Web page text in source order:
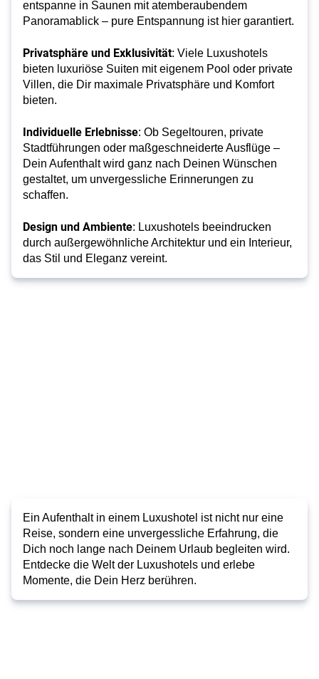
entspanne in Saunen mit atemberaubendem
Panoramablick – pure Entspannung ist hier garantiert.
Privatsphäre und Exklusivität: Viele Luxushotels
bieten luxuriöse Suiten mit eigenem Pool oder private
Villen, die Dir maximale Privatsphäre und Komfort
bieten.
Individuelle Erlebnisse: Ob Segeltouren, private
Stadtführungen oder maßgeschneiderte Ausflüge –
Dein Aufenthalt wird ganz nach Deinen Wünschen
gestaltet, um unvergessliche Erinnerungen zu
schaffen.
Design und Ambiente: Luxushotels beeindrucken
durch außergewöhnliche Architektur und ein Interieur,
das Stil und Eleganz vereint.
Ein Aufenthalt in einem Luxushotel ist nicht nur eine
Reise, sondern eine unvergessliche Erfahrung, die
Dich noch lange nach Deinem Urlaub begleiten wird.
Entdecke die Welt der Luxushotels und erlebe
Momente, die Dein Herz berühren.